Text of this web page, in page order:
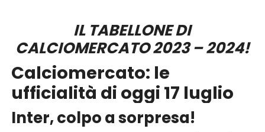
IL TABELLONE DI
CALCIOMERCATO 2023 – 2024!
Calciomercato: le
ufficialità di oggi 17 luglio
Inter, colpo a sorpresa!